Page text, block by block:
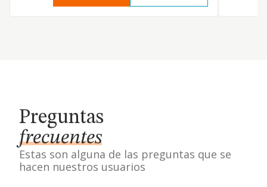
Preguntas
frecuentes
Estas son alguna de las preguntas que se
hacen nuestros usuarios